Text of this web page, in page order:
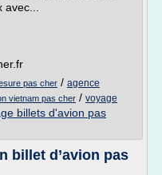
pas cher / agence
vietnam pas cher / voyage
billets d'avion pas
billet d’avion pas